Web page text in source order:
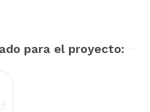
para el proyecto: